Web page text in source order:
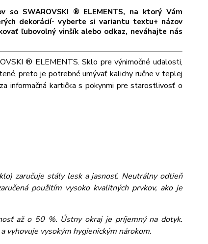
SWAROVSKI ® ELEMENTS, na ktorý Vám
dekorácií- vyberte si variantu textu+ názov
ľubovolný vinšík alebo odkaz, neváhajte nás
® ELEMENTS. Sklo pre výnimočné udalosti,
preto je potrebné umývať kalichy ručne v teplej
informačná kartička s pokynmi pre starostlivosť o
zaručuje stály lesk a jasnosť. Neutrálny odtieň
použitím vysoko kvalitných prvkov, ako je
až o 50 %. Ústny okraj je príjemný na dotyk.
vyhovuje vysokým hygienickým nárokom.